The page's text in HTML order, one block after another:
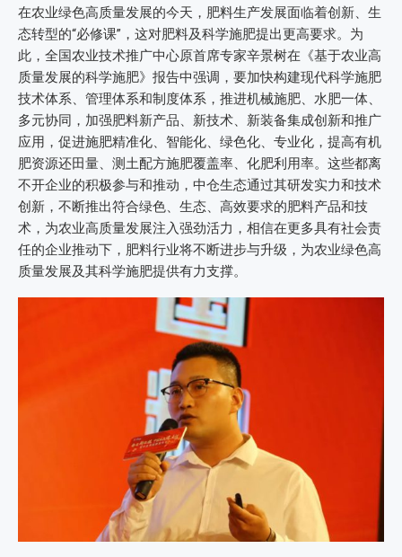
在农业绿色高质量发展的今天，肥料生产发展面临着创新、生
态转型的“必修课”，这对肥料及科学施肥提出更高要求。为
此，全国农业技术推广中心原首席专家辛景树在《基于农业高
质量发展的科学施肥》报告中强调，要加快构建现代科学施肥
技术体系、管理体系和制度体系，推进机械施肥、水肥一体、
多元协同，加强肥料新产品、新技术、新装备集成创新和推广
应用，促进施肥精准化、智能化、绿色化、专业化，提高有机
肥资源还田量、测土配方施肥覆盖率、化肥利用率。这些都离
不开企业的积极参与和推动，中仓生态通过其研发实力和技术
创新，不断推出符合绿色、生态、高效要求的肥料产品和技
术，为农业高质量发展注入强劲活力，相信在更多具有社会责
任的企业推动下，肥料行业将不断进步与升级，为农业绿色高
质量发展及其科学施肥提供有力支撑。